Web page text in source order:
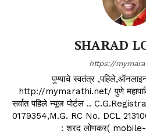
SHARAD
https://
पुण्याचे स्वतंत्र
http://mymarathi.net/ पुणे
सर्वात पहिले न्यूज पोर्टल ..
0179354,M.G. RC No. DCL
: शरद लोणकर(